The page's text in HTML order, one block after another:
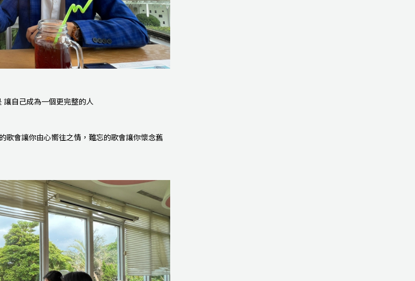
讓自己成為一個更完整的人
歌會讓你由心嚮往之情，難忘的歌會讓你懷念舊